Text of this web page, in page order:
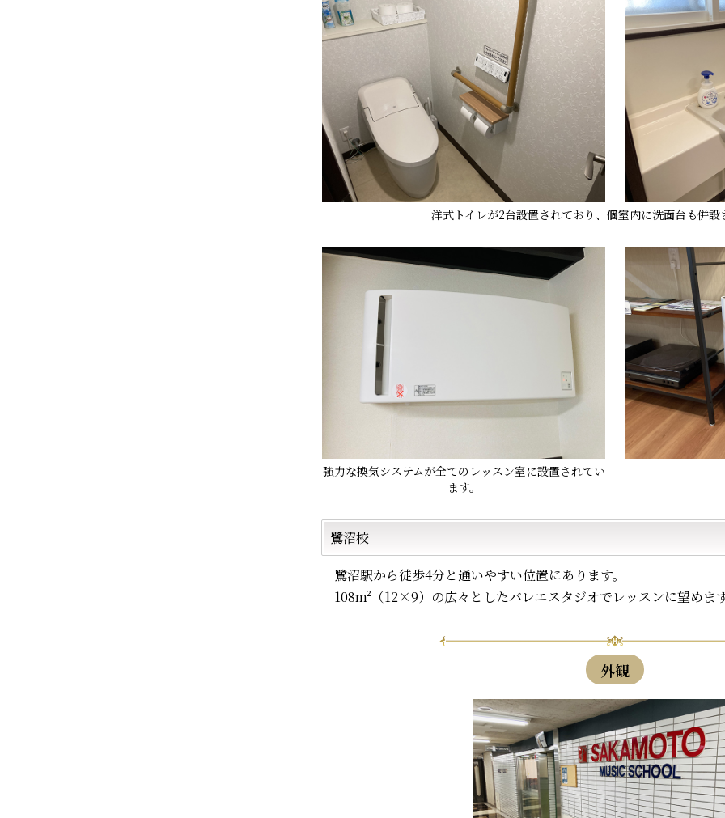
洋式トイレが2台設置されており、個室内に洗面台も併設
強力な換気システムが全てのレッスン室に設置されてい
ます。
鷺沼校
鷺沼駅から徒歩4分と通いやすい位置にあります。
108m²（12×9）の広々としたバレエスタジオでレッスンに望めま
外観